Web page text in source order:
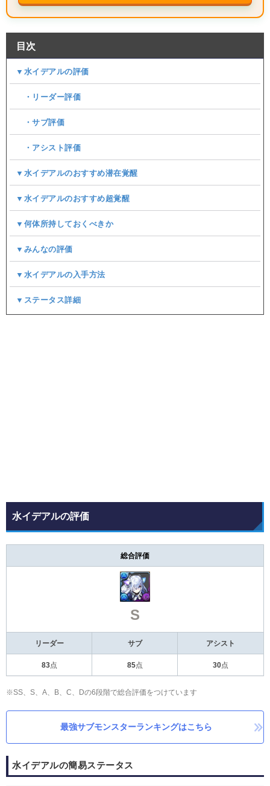
目次
▼水イデアルの評価
・リーダー評価
・サブ評価
・アシスト評価
▼水イデアルのおすすめ潜在覚醒
▼水イデアルのおすすめ超覚醒
▼何体所持しておくべきか
▼みんなの評価
▼水イデアルの入手方法
▼ステータス詳細
水イデアルの評価
総合評価
S
リーダー サブ アシスト
83点 85点 30点
※SS、S、A、B、C、Dの6段階で総合評価をつけています
最強サブモンスターランキングはこちら
水イデアルの簡易ステータス